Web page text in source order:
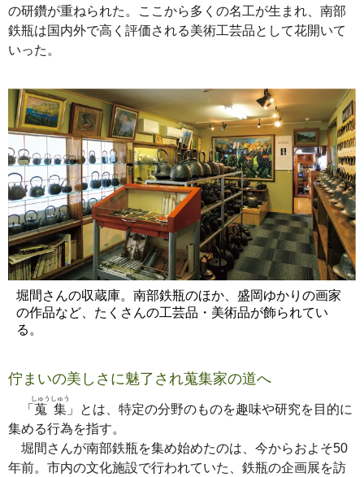
の研鑽が重ねられた。ここから多くの名工が生まれ、南部
鉄瓶は国内外で高く評価される美術工芸品として花開いて
いった。
堀間さんの収蔵庫。南部鉄瓶のほか、盛岡ゆかりの画家
の作品など、たくさんの工芸品・美術品が飾られてい
る。
佇まいの美しさに魅了され蒐集家の道へ
「 蒐集
しゅうしゅう
」とは、特定の分野のものを趣味や研究を目的に
集める行為を指す。
堀間さんが南部鉄瓶を集め始めたのは、今からおよそ50
年前。市内の文化施設で行われていた、鉄瓶の企画展を訪